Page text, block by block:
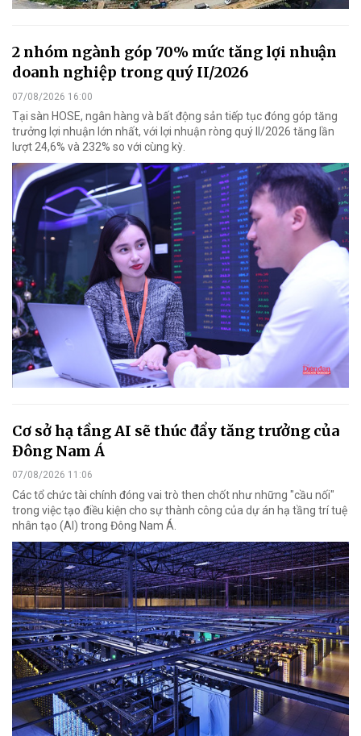
2 nhóm ngành góp 70% mức tăng lợi nhuận
doanh nghiệp trong quý II/2026
07/08/2026 16:00
Tại sàn HOSE, ngân hàng và bất động sản tiếp tục đóng góp tăng
trưởng lợi nhuận lớn nhất, với lợi nhuận ròng quý II/2026 tăng lần
lượt 24,6% và 232% so với cùng kỳ.
Cơ sở hạ tầng AI sẽ thúc đẩy tăng trưởng của
Đông Nam Á
07/08/2026 11:06
Các tổ chức tài chính đóng vai trò then chốt như những "cầu nối"
trong việc tạo điều kiện cho sự thành công của dự án hạ tầng trí tuệ
nhân tạo (AI) trong Đông Nam Á.